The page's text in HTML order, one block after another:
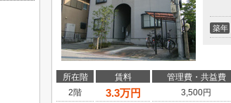
築年
所在階 賃料 管理費・共益費
2階
3.3万円 3,500円